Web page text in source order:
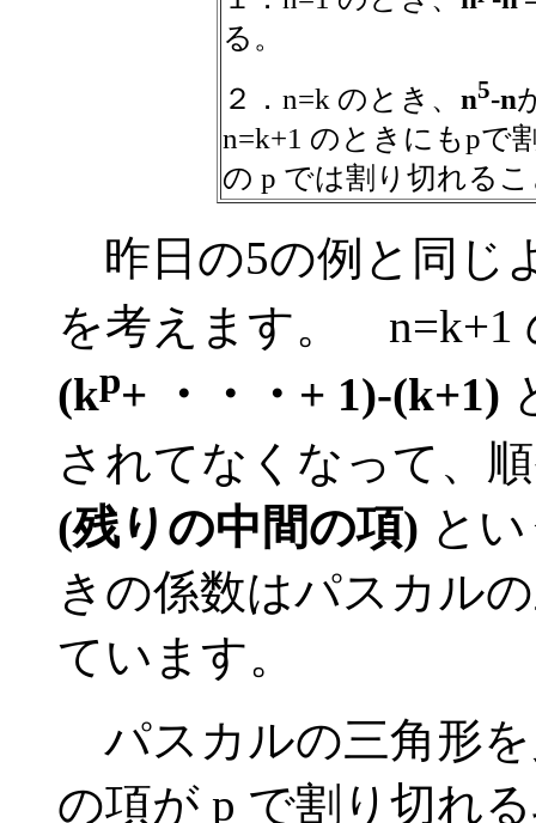
る。
２．n=k のとき、 n5-n
n=k+1 のときにもpで
の p では割り切れる
昨日の5の例と同じ
を考えます。 n=k+1
(kp+ ・・・+ 1)-(k+1)
されてなくなって、
(残りの中間の項) と
きの係数はパスカル
ています。
パスカルの三角形を
の項が p で割り切れ